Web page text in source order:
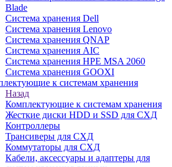
Blade
Система хранения Dell
Система хранения Lenovo
Система хранения QNAP
Система хранения AIC
Система хранения HPE MSA 2060
Система хранения GOOXI
к системам хранения
Назад
Комплектующие к системам хранения
Жесткие диски HDD и SSD для СХД
Контроллеры
Трансиверы для СХД
Коммутаторы для СХД
Кабели, аксессуары и адаптеры для